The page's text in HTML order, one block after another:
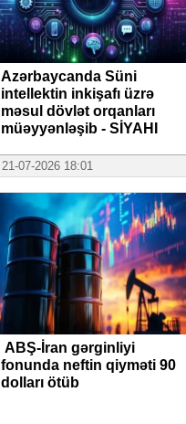
Azərbaycanda Süni
intellektin inkişafı üzrə
məsul dövlət orqanları
müəyyənləşib - SİYAHI
21-07-2026 18:01
ABŞ-İran gərginliyi
fonunda neftin qiyməti 90
dolları ötüb